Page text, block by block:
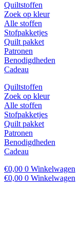
Quiltstoffen
Zoek op kleur
Alle stoffen
Stofpakketjes
Quilt pakket
Patronen
Benodigdheden
Cadeau
Quiltstoffen
Zoek op kleur
Alle stoffen
Stofpakketjes
Quilt pakket
Patronen
Benodigdheden
Cadeau
€0,00 0 Winkelwagen
€0,00 0 Winkelwagen